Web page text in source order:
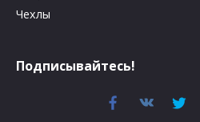
Чехлы
Подписывайтесь!